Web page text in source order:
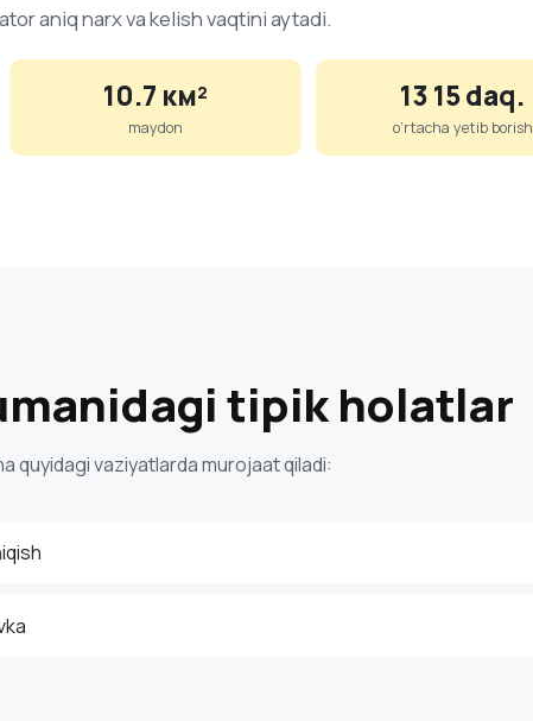
aniq narx va kelish vaqtini aytadi.
10.7 км²
maydon
13 15 daq.
o‘rtacha yetib borish
tipik holatlar
quyidagi vaziyatlarda murojaat qiladi: